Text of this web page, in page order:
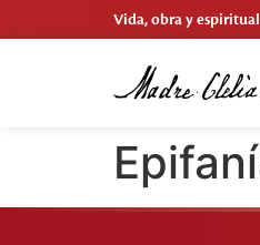
Vida, obra y